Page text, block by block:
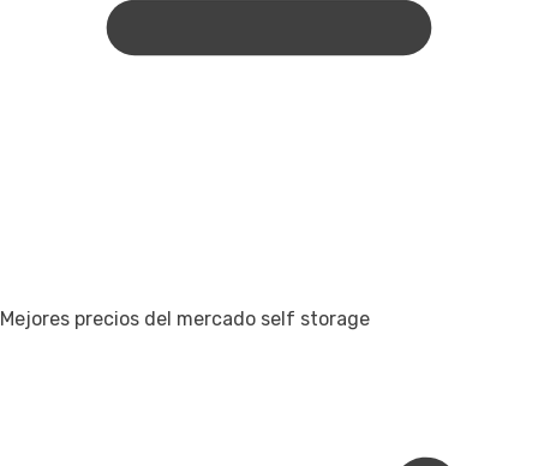
Mejores precios del mercado self storage